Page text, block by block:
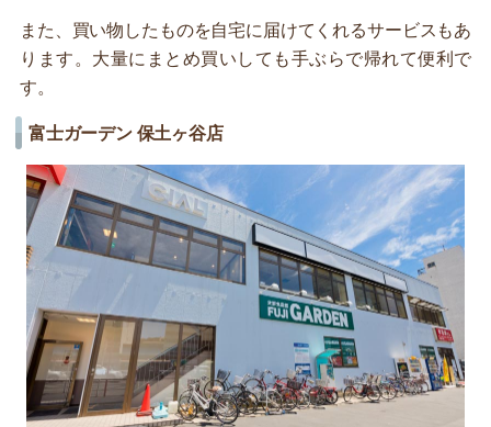
また、買い物したものを自宅に届けてくれるサービスもあ
ります。大量にまとめ買いしても手ぶらで帰れて便利で
す。
富士ガーデン 保土ヶ谷店